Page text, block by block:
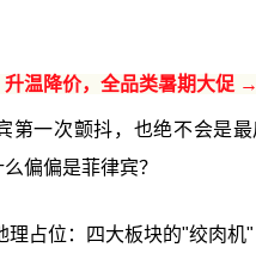
温降价，全品类暑期大促 →
第一次颤抖，也绝不会是
偏偏是菲律宾？
理占位：四大板块的"绞肉机"